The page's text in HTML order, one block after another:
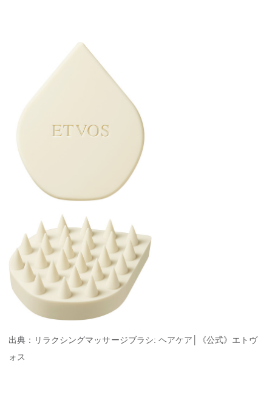
出典：リラクシングマッサージブラシ: ヘアケア│《公式》エトヴ
ォス